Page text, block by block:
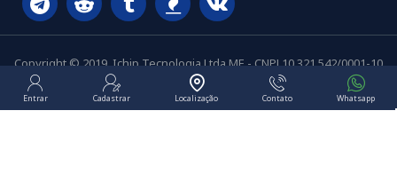
Copyright © 2019, Ichip Tecnologia Ltda ME - CNPJ 10.321.542/0001-10
Entrar Cadastrar Localização Contato Whatsapp